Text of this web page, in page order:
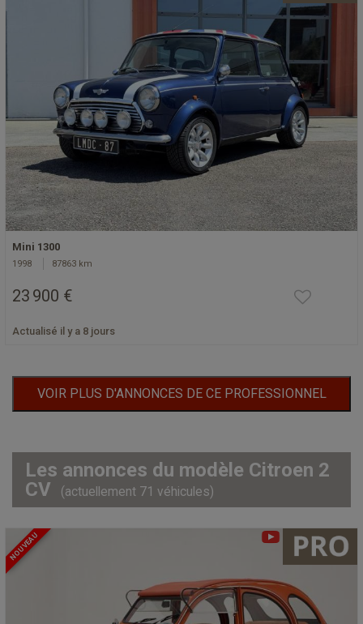
Mini 1300
1998 87863 km
23 900 €
Actualisé il y a 8 jours
VOIR PLUS D'ANNONCES DE CE PROFESSIONNEL
Les annonces du modèle Citroen 2
CV
(actuellement 71 véhicules)
NOUVEAU